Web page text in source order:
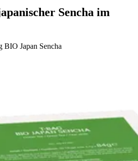
Sencha im
BIO Japan Sencha